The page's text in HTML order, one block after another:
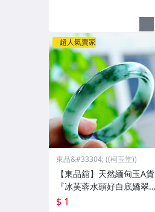
超人氣賣家
東品&#33304; ((柯玉堂))
【東品舘】天然緬甸玉A貨
『冰芙蓉水頭好白底嬌翠
綠花青』橢圓翡翠玉鐲#1
$ 1